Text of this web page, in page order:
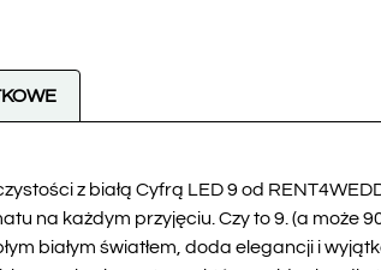
z białą Cyfrą LED 9 od
na każdym przyjęciu. Czy to 9. (a może
białym światłem, doda elegancji i